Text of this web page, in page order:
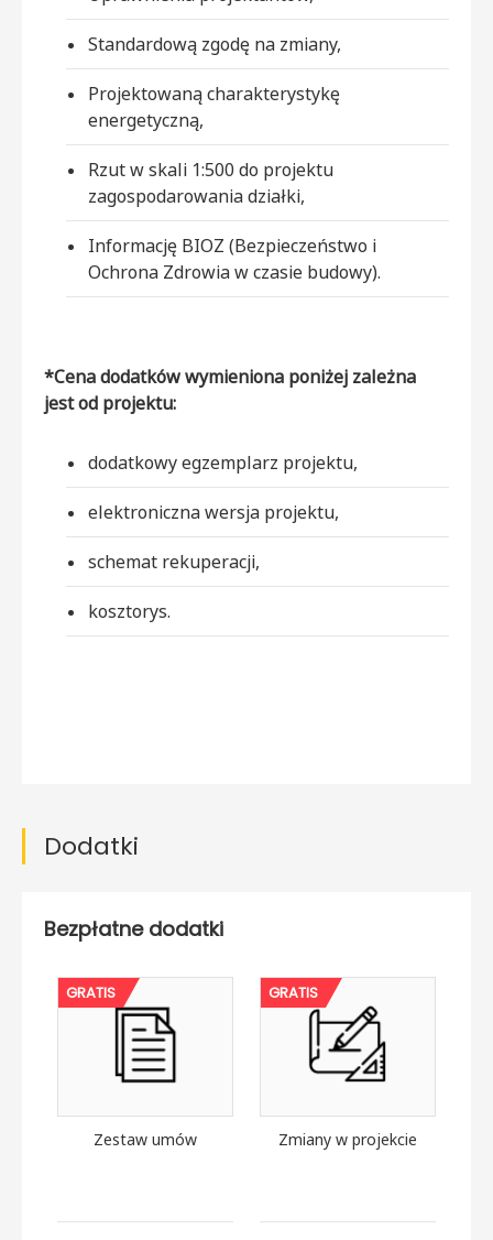
Standardową zgodę na zmiany,
Projektowaną charakterystykę
energetyczną,
Rzut w skali 1:500 do projektu
zagospodarowania działki,
Informację BIOZ (Bezpieczeństwo i
Ochrona Zdrowia w czasie budowy).
*Cena dodatków wymieniona poniżej zależna
jest od projektu:
dodatkowy egzemplarz projektu,
elektroniczna wersja projektu,
schemat rekuperacji,
kosztorys.
Dodatki
Bezpłatne dodatki
GRATIS
Zestaw umów
GRATIS
Zmiany w projekcie